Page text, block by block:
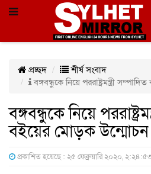
প্রচ্ছদ
শীর্ষ সংবাদ
বঙ্গবন্ধুকে নিয়ে পররাষ্ট্রমন্ত্রী
বঙ্গবন্ধুকে নিয়ে
বইয়ের মোড়ক উন্মোচন
প্রকাশিত হয়েছে : ২৫ ফেব্রুয়ারি ২০২০,